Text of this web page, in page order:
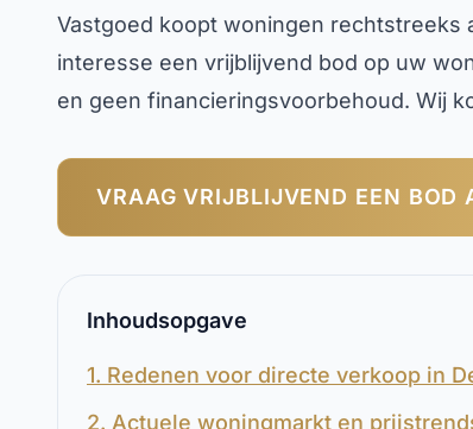
Vastgoed koopt woningen rechtstreeks
interesse een vrijblijvend bod op uw
en geen financieringsvoorbehoud. Wij
VRAAG VRIJBLIJVEND EEN BOD
Inhoudsopgave
1. Redenen voor directe verkoop in
2. Actuele woningmarkt en